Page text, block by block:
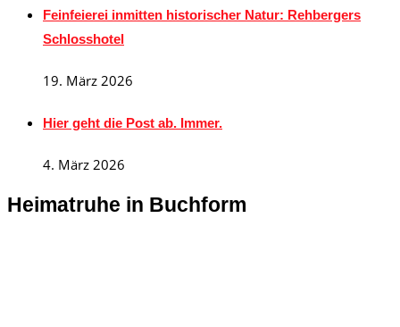
Feinfeierei inmitten historischer Natur: Rehbergers
Schlosshotel
19. März 2026
Hier geht die Post ab. Immer.
4. März 2026
Heimatruhe in Buchform